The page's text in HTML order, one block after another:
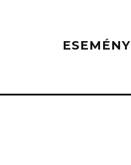
ESEMÉNY